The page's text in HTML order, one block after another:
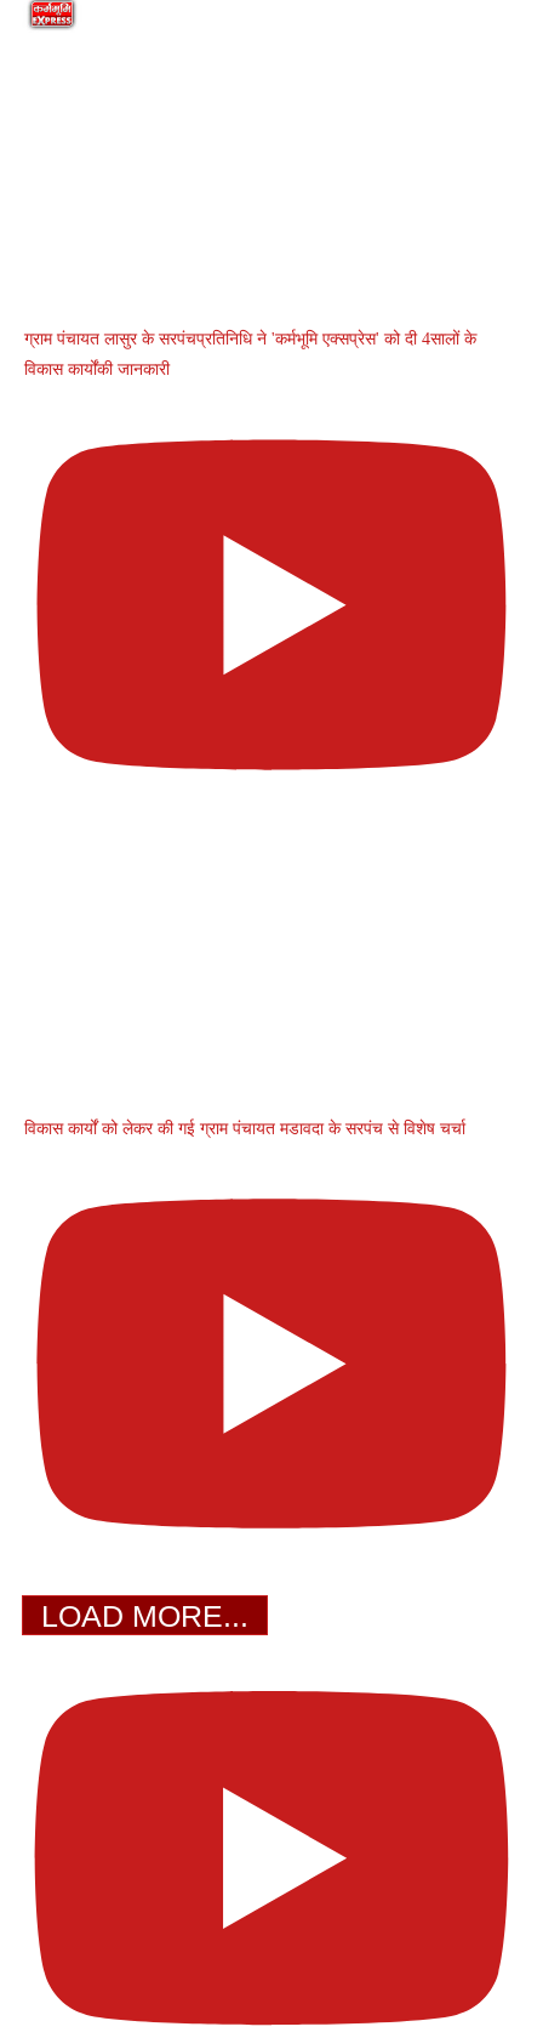
ग्राम पंचायत लासुर के सरपंचप्रतिनिधि ने 'कर्मभूमि एक्सप्रेस' को दी 4सालों के
विकास कार्योंकी जानकारी
विकास कार्यों को लेकर की गई ग्राम पंचायत मडावदा के सरपंच से विशेष चर्चा
LOAD MORE...